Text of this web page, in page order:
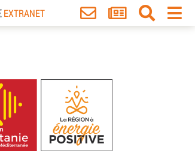
EXTRANET